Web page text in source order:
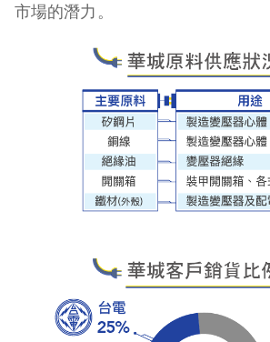
市場的潛力。